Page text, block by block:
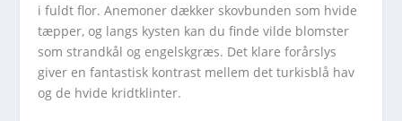
i fuldt flor. Anemoner dækker skovbunden som hvide
tæpper, og langs kysten kan du finde vilde blomster
som strandkål og engelskgræs. Det klare forårslys
giver en fantastisk kontrast mellem det turkisblå hav
og de hvide kridtklinter.